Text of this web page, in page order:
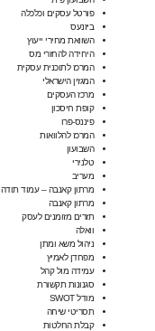
פורטל עסקים וכלכלה
ביזנעס
השוואת מחירי ייעוץ
היחידה להחזרי מס
המרכז לתוכנית עסקית
המגזין הישראלי
מרכז העסקים
קופת חיסכון
פיננס-פרו
המרכז להלוואות
השבועון
טלנירי
מעריב
מרתון קאנבה – עמוד תודה
מרתון קאנבה
תזרים מזומנים לעסק
וואלה
ניהול משא ומתן
מפחדן לאמיץ
עמידה מול קהל
סגנונות תקשורת
מודל SWOT
תסריטי שיחה
קבלת החלטות